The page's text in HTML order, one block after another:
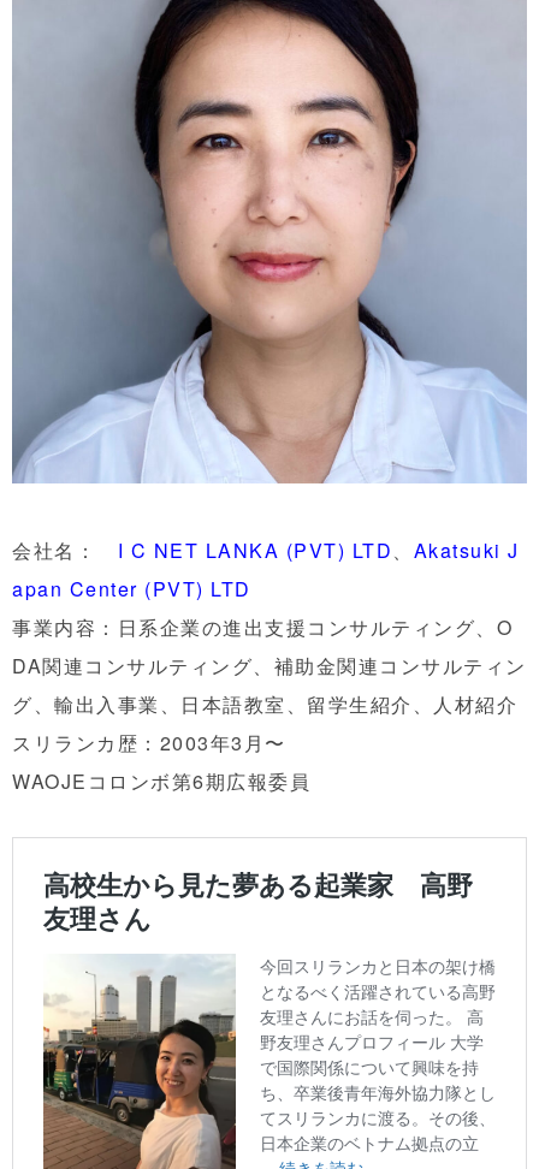
会社名： I C NET LANKA (PVT) LTD、 Akatsuki J
apan Center (PVT) LTD
事業内容：日系企業の進出支援コンサルティング、O
DA関連コンサルティング、補助金関連コンサルティン
グ、輸出入事業、日本語教室、留学生紹介、人材紹介
スリランカ歴：2003年3月〜
WAOJEコロンボ第6期広報委員